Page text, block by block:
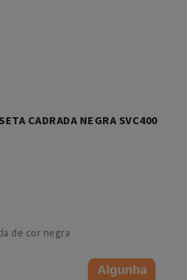
CADRADA NEGRA SVC400
de cor negra